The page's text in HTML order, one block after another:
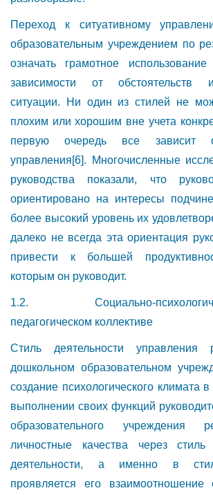
Переход к ситуативному
образовательным учреждением по
означать грамотное
зависимости от обстоятельств
ситуации. Ни один из стилей не
плохим или хорошим вне учета
первую очередь все зависит
управления[6]. Многочисленные
руководства показали, что
ориентировано на интересы
более высокий уровень их
далеко не всегда эта ориентация
привести к большей
которым он руководит.
1.2. Социально-
педагогическом коллективе
Стиль деятельности управления
дошкольном образовательном
создание психологического климата
выполнении своих функций
образовательного учреждения
личностные качества через стиль
деятельности, а именно в
проявляется его взаимоотношение